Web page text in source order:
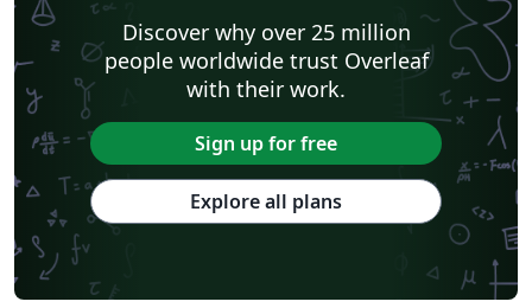
Discover why over 25 million
people worldwide trust Overleaf
with their work.
Sign up for free
Explore all plans